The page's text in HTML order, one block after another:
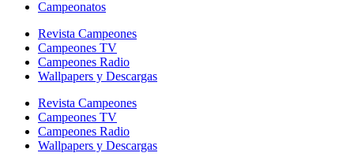
Campeonatos
Revista Campeones
Campeones TV
Campeones Radio
Wallpapers y Descargas
Revista Campeones
Campeones TV
Campeones Radio
Wallpapers y Descargas